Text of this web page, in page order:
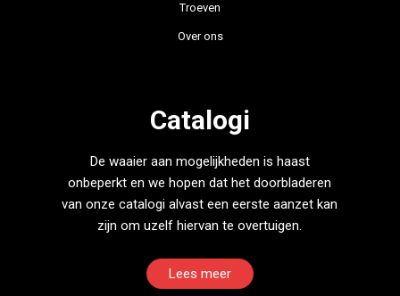
Troeven
Over ons
Catalogi
De waaier aan mogelijkheden is haast
onbeperkt en we hopen dat het doorbladeren
van onze catalogi alvast een eerste aanzet kan
zijn om uzelf hiervan te overtuigen.
Lees meer